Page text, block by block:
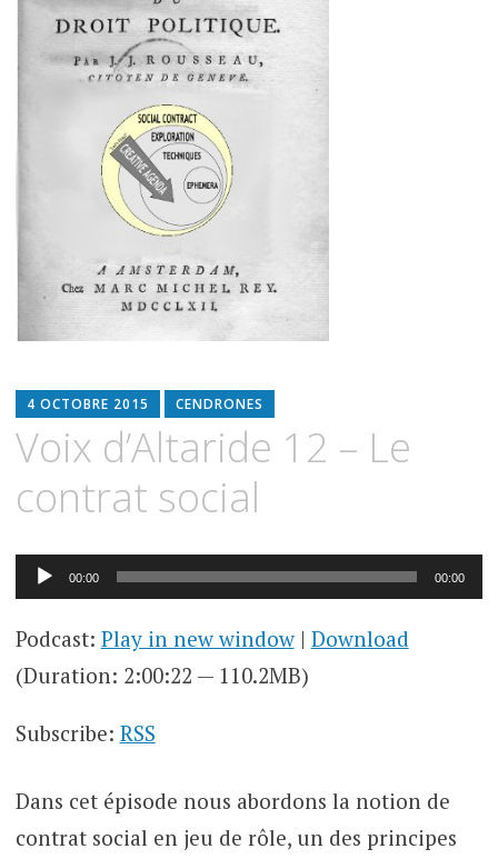
4 OCTOBRE 2015 CENDRONES
Voix d’Altaride 12 – Le
contrat social
Lecteur
audio
00:00 00:00
Podcast: Play in new window| Download
(Duration: 2:00:22 — 110.2MB)
Subscribe: RSS
Dans cet épisode nous abordons la notion de
contrat social en jeu de rôle, un des principes